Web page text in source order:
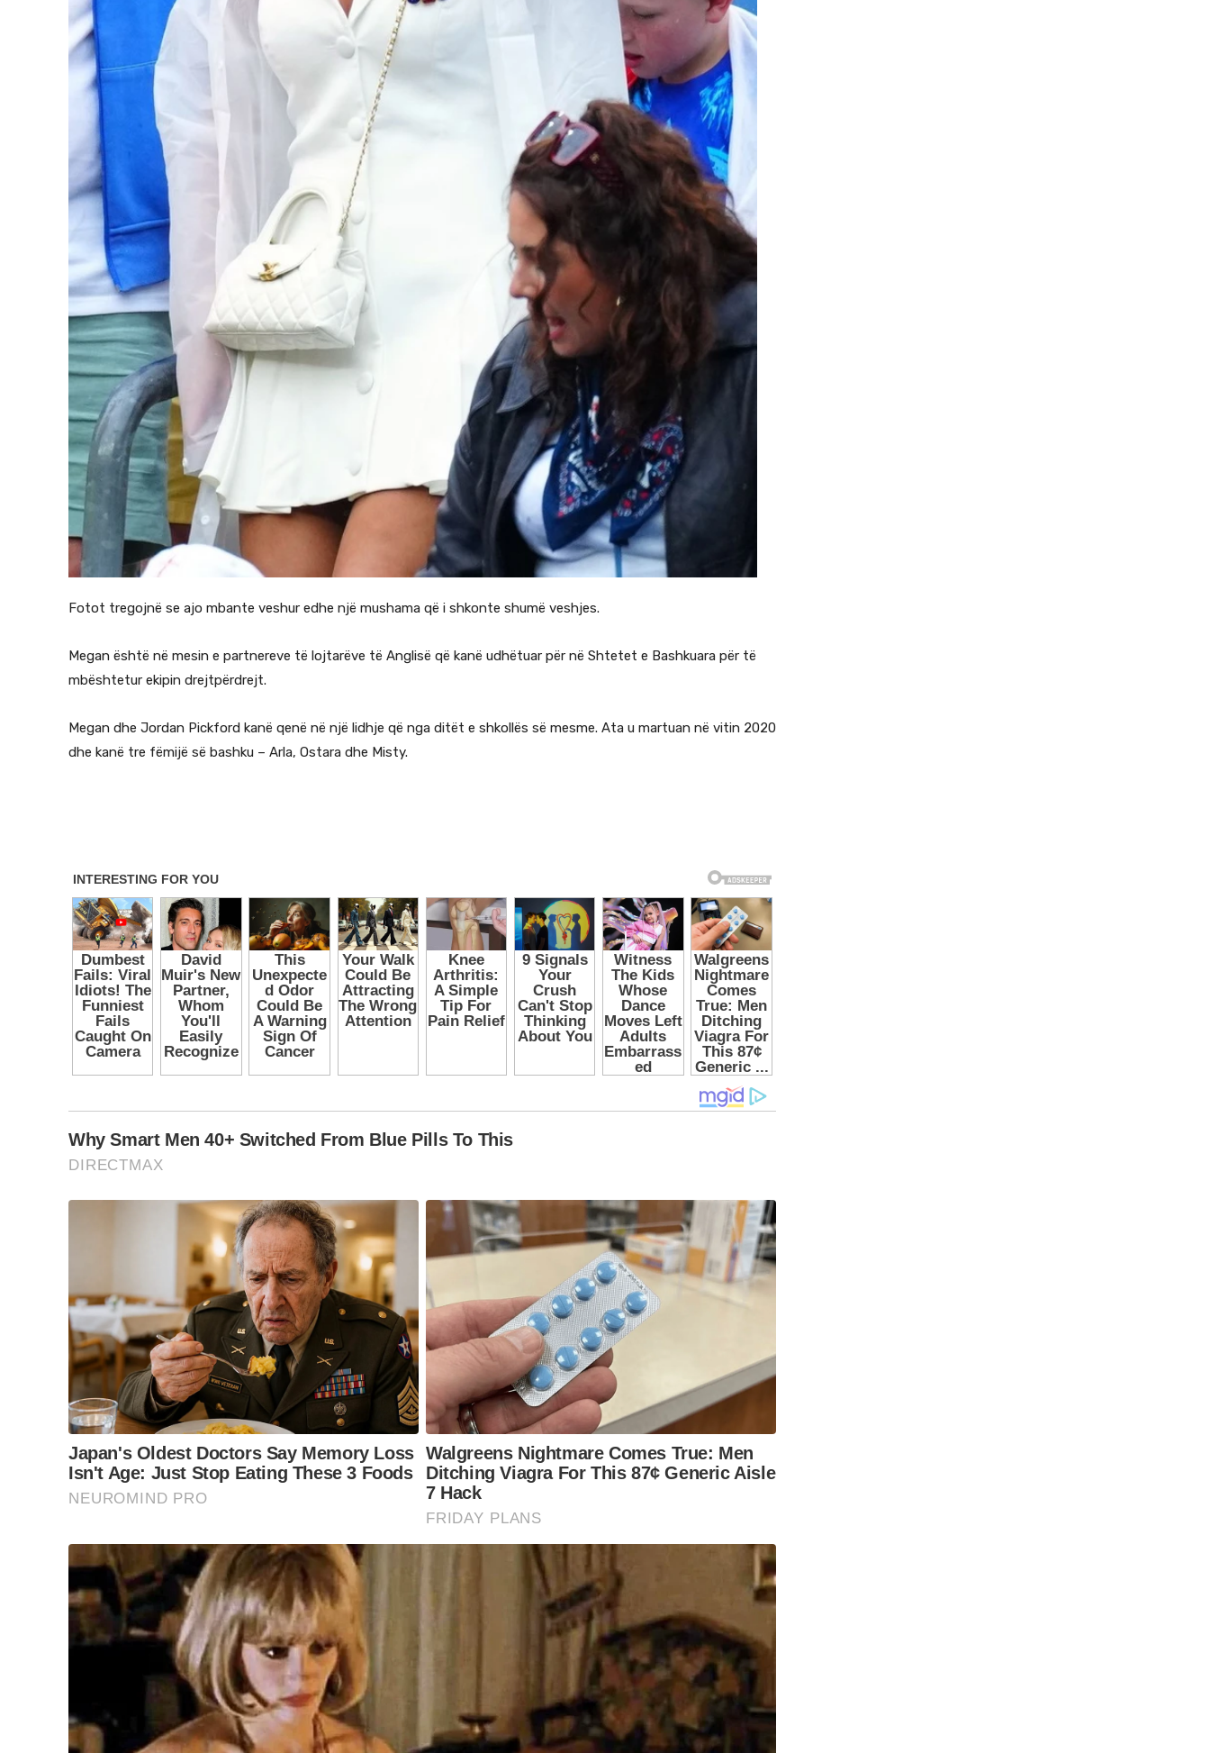
Fotot tregojnë se ajo mbante veshur edhe një mushama që i shkonte shumë veshjes.
Megan është në mesin e partnereve të lojtarëve të Anglisë që kanë udhëtuar për në Shtetet e Bashkuara për të
mbështetur ekipin drejtpërdrejt.
Megan dhe Jordan Pickford kanë qenë në një lidhje që nga ditët e shkollës së mesme. Ata u martuan në vitin 2020
dhe kanë tre fëmijë së bashku – Arla, Ostara dhe Misty.